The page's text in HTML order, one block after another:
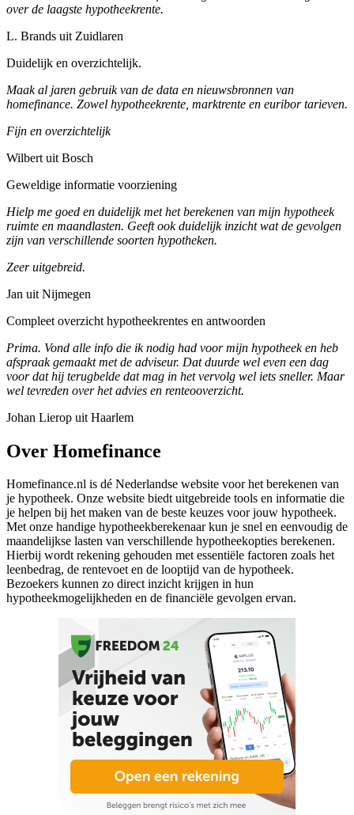
over de laagste hypotheekrente.
L. Brands uit Zuidlaren
Duidelijk en overzichtelijk.
Maak al jaren gebruik van de data en nieuwsbronnen van
homefinance. Zowel hypotheekrente, marktrente en euribor tarieven.
Fijn en overzichtelijk
Wilbert uit Bosch
Geweldige informatie voorziening
Hielp me goed en duidelijk met het berekenen van mijn hypotheek
ruimte en maandlasten. Geeft ook duidelijk inzicht wat de gevolgen
zijn van verschillende soorten hypotheken.
Zeer uitgebreid.
Jan uit Nijmegen
Compleet overzicht hypotheekrentes en antwoorden
Prima. Vond alle info die ik nodig had voor mijn hypotheek en heb
afspraak gemaakt met de adviseur. Dat duurde wel even een dag
voor dat hij terugbelde dat mag in het vervolg wel iets sneller. Maar
wel tevreden over het advies en renteooverzicht.
Johan Lierop uit Haarlem
Over Homefinance
Homefinance.nl is dé Nederlandse website voor het berekenen van
je hypotheek. Onze website biedt uitgebreide tools en informatie die
je helpen bij het maken van de beste keuzes voor jouw hypotheek.
Met onze handige hypotheekberekenaar kun je snel en eenvoudig de
maandelijkse lasten van verschillende hypotheekopties berekenen.
Hierbij wordt rekening gehouden met essentiële factoren zoals het
leenbedrag, de rentevoet en de looptijd van de hypotheek.
Bezoekers kunnen zo direct inzicht krijgen in hun
hypotheekmogelijkheden en de financiële gevolgen ervan.